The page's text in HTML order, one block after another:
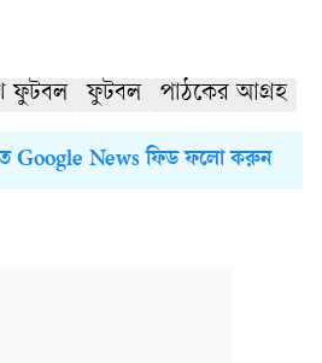
ফুটবল ফুটবল পাঠকের আগ্রহ
Google News ফিড ফলো করুন